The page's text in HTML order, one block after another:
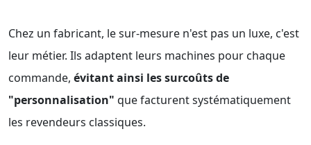
Chez un fabricant, le sur-mesure n'est pas un luxe, c'est
leur métier. Ils adaptent leurs machines pour chaque
commande, évitant ainsi les surcoûts de
"personnalisation" que facturent systématiquement
les revendeurs classiques.